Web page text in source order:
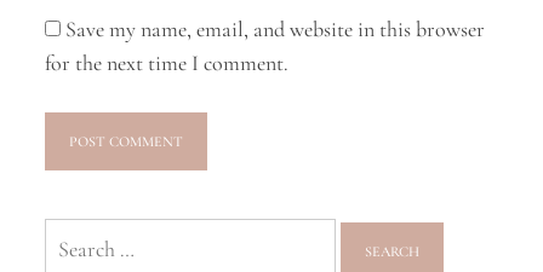
Save my name, email, and website in this browser
for the next time I comment.